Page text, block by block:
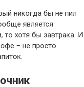
никогда бы не пил
является
то хотя бы завтрака. И
– не просто